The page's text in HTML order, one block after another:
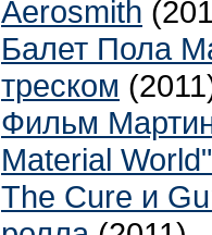
Aerosmith
Балет Пола
треском
Фильм
Material
The Cure и